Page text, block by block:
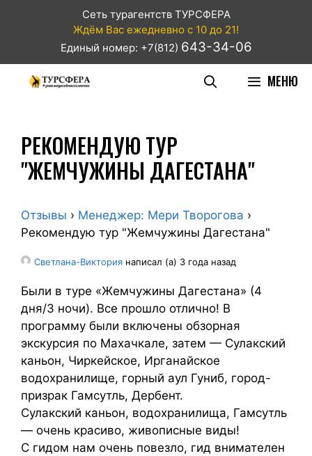
Сеть турагентств ТУРСФЕРА
Ждём Вас ежедневно с 10 до 21!
Единый номер: +7(812) 643-34-06
МЕНЮ
РЕКОМЕНДУЮ ТУР
"ЖЕМЧУЖИНЫ ДАГЕСТАНА"
Отзывы › Менеджер: Мери Творогова ›
Рекомендую тур "Жемчужины Дагестана"
Светлана-Виктория написал (а) 3 года назад
Были в туре «Жемчужины Дагестана» (4
дня/3 ночи). Все прошло отлично! В
программу были включены обзорная
экскурсия по Махачкале, затем — Сулакский
каньон, Чиркейское, Ирганайское
водохранилище, горный аул Гуниб, город-
призрак Гамсутль, Дербент.
Сулакский каньон, водохранилища, Гамсутль
— очень красиво, живописные виды!
С гидом нам очень повезло, гид внимателен